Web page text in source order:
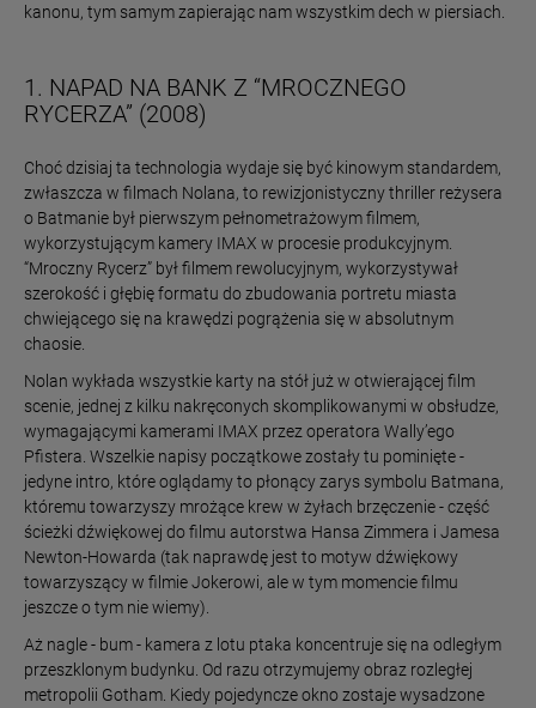
kanonu, tym samym zapierając nam wszystkim dech w piersiach.
1. NAPAD NA BANK Z “MROCZNEGO
RYCERZA” (2008)
Choć dzisiaj ta technologia wydaje się być kinowym standardem,
zwłaszcza w filmach Nolana, to rewizjonistyczny thriller reżysera
o Batmanie był pierwszym pełnometrażowym filmem,
wykorzystującym kamery IMAX w procesie produkcyjnym.
“Mroczny Rycerz” był filmem rewolucyjnym, wykorzystywał
szerokość i głębię formatu do zbudowania portretu miasta
chwiejącego się na krawędzi pogrążenia się w absolutnym
chaosie.
Nolan wykłada wszystkie karty na stół już w otwierającej film
scenie, jednej z kilku nakręconych skomplikowanymi w obsłudze,
wymagającymi kamerami IMAX przez operatora Wally’ego
Pfistera. Wszelkie napisy początkowe zostały tu pominięte -
jedyne intro, które oglądamy to płonący zarys symbolu Batmana,
któremu towarzyszy mrożące krew w żyłach brzęczenie - część
ścieżki dźwiękowej do filmu autorstwa Hansa Zimmera i Jamesa
Newton-Howarda (tak naprawdę jest to motyw dźwiękowy
towarzyszący w filmie Jokerowi, ale w tym momencie filmu
jeszcze o tym nie wiemy).
Aż nagle - bum - kamera z lotu ptaka koncentruje się na odległym
przeszklonym budynku. Od razu otrzymujemy obraz rozległej
metropolii Gotham. Kiedy pojedyncze okno zostaje wysadzone